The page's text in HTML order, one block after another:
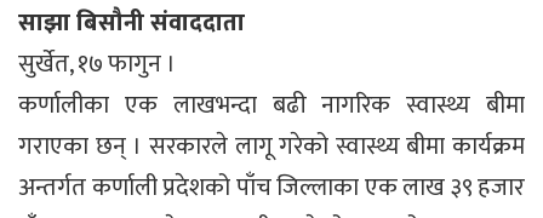
साझा बिसौनी संवाददाता
सुर्खेत, १७ फागुन ।
कर्णालीका एक लाखभन्दा बढी नागरिक स्वास्थ्य बीमा
गराएका छन् । सरकारले लागू गरेको स्वास्थ्य बीमा कार्यक्रम
अन्तर्गत कर्णाली प्रदेशको पाँच जिल्लाका एक लाख ३९ हजार